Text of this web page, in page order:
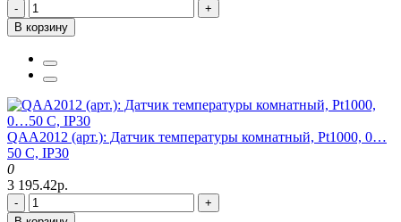
-
+
В корзину
QAA2012 (арт.): Датчик температуры комнатный, Pt1000, 0…
50 C, IP30
0
3 195.42р.
-
+